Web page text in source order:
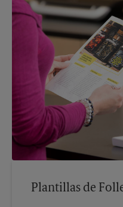
Plantillas de